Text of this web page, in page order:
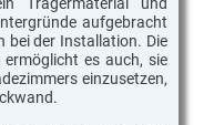
aufgebracht
bei der Installation. Die
es auch, sie
einzusetzen,